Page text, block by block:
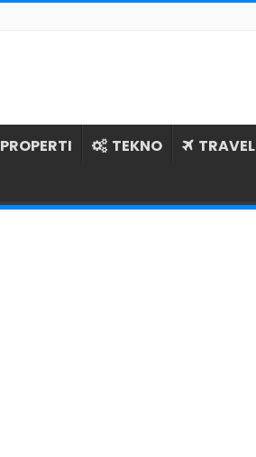
PROPERTI TEKNO TRAVEL